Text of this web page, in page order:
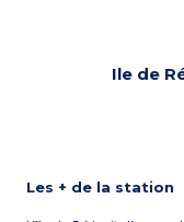
Ile de
Les + de la station